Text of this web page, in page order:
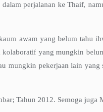
perjalanan ke Thaif,
awam yang belum tahu
yang mungkin
mungkin pekerjaan lain yang
Tahun 2012. Semoga juga